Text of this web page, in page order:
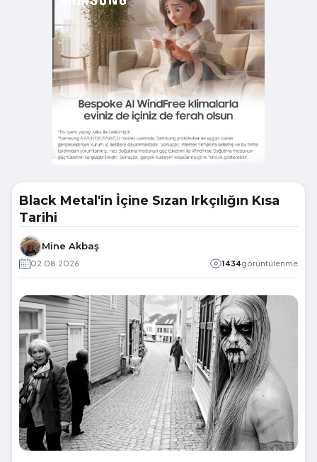
Black Metal'in İçine Sızan Irkçılığın Kısa
Tarihi
Mine Akbaş
02.08.2026 1434görüntülenme